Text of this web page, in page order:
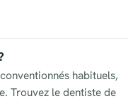
habituels,
Trouvez le dentiste de